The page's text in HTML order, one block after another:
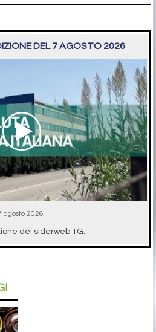
DEL 7 AGOSTO 2026
agosto 2026
del siderweb TG.